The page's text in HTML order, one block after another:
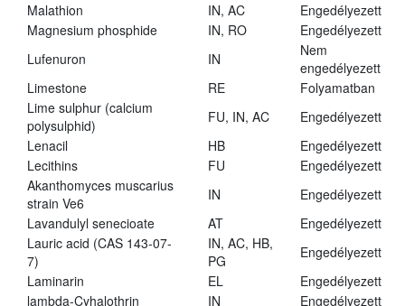
Malathion
IN, AC
Engedélyezett
Magnesium phosphide
IN, RO
Engedélyezett
Lufenuron
IN
Nem
engedélyezett
Limestone
RE
Folyamatban
Lime sulphur (calcium
polysulphid)
FU, IN, AC
Engedélyezett
Lenacil
HB
Engedélyezett
Lecithins
FU
Engedélyezett
Akanthomyces muscarius
strain Ve6
IN
Engedélyezett
Lavandulyl senecioate
AT
Engedélyezett
Lauric acid (CAS 143-07-
7)
IN, AC, HB,
PG
Engedélyezett
Laminarin
EL
Engedélyezett
lambda-Cyhalothrin
IN
Engedélyezett